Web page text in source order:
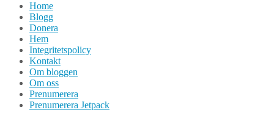
Home
Blogg
Donera
Hem
Integritetspolicy
Kontakt
Om bloggen
Om oss
Prenumerera
Prenumerera Jetpack